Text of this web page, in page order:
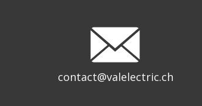
contact@valelectric.ch